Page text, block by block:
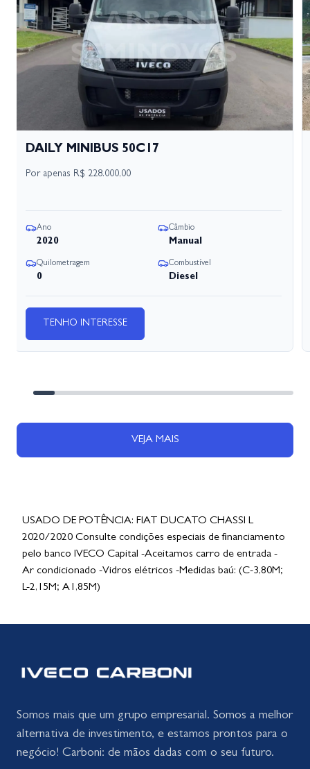
DAILY MINIBUS 50C17
Por apenas R$ 228.000,00
Ano
2020
Câmbio
Manual
Quilometragem
0
Combustível
Diesel
TENHO INTERESSE
VEJA MAIS
USADO DE POTÊNCIA: FIAT DUCATO CHASSI L
2020/2020 Consulte condições especiais de financiamento
pelo banco IVECO Capital -Aceitamos carro de entrada -
Ar condicionado -Vidros elétricos -Medidas baú: (C-3,80M;
L-2,15M; A1,85M)
Somos mais que um grupo empresarial. Somos a melhor
alternativa de investimento, e estamos prontos para o
negócio! Carboni: de mãos dadas com o seu futuro.